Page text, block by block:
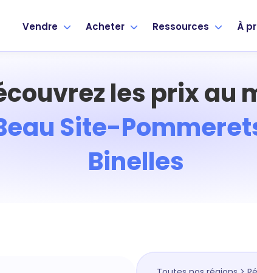
Vendre Acheter Ressources À
les prix au
Site-
Binelles